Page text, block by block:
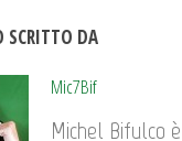
SCRITTO DA
Mic7Bif
Michel Bifulco